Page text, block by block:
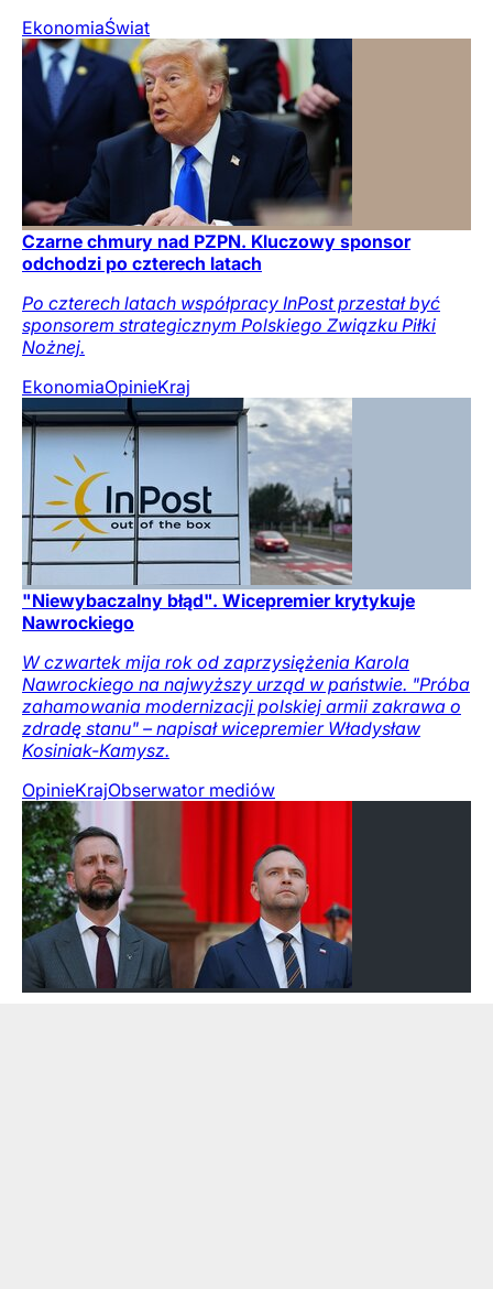
EkonomiaŚwiat
Czarne chmury nad PZPN. Kluczowy sponsor
odchodzi po czterech latach
Po czterech latach współpracy InPost przestał być
sponsorem strategicznym Polskiego Związku Piłki
Nożnej.
EkonomiaOpinieKraj
"Niewybaczalny błąd". Wicepremier krytykuje
Nawrockiego
W czwartek mija rok od zaprzysiężenia Karola
Nawrockiego na najwyższy urząd w państwie. "Próba
zahamowania modernizacji polskiej armii zakrawa o
zdradę stanu" – napisał wicepremier Władysław
Kosiniak-Kamysz.
OpinieKrajObserwator mediów